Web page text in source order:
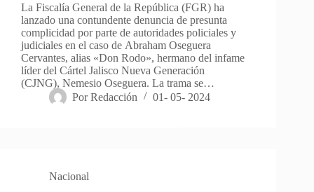
La Fiscalía General de la República (FGR) ha
lanzado una contundente denuncia de presunta
complicidad por parte de autoridades policiales y
judiciales en el caso de Abraham Oseguera
Cervantes, alias «Don Rodo», hermano del infame
líder del Cártel Jalisco Nueva Generación
(CJNG), Nemesio Oseguera. La trama se…
Por Redacción 01- 05- 2024
Nacional